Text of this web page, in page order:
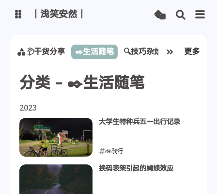
博客 文章管理
主路线 Vercel线路
ChatGPT 智谱清言
通义千问
丨浅笑安然丨
📦干货分享 ✒️生活随笔 🔍技巧杂烩 📚学习记录
更多
分类 - ✒️生活随笔
2023
大学生特种兵五一出行记录
🚲骑行
2023-05-04
换码表架引起的蝴蝶效应